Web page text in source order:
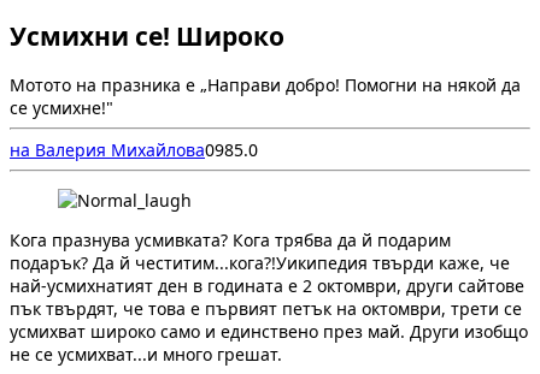
Усмихни се! Широко
Мотото на празника е „Направи добро! Помогни на някой да
се усмихне!"
на Валерия Михайлова0985.0
Кога празнува усмивката? Кога трябва да й подарим
подарък? Да й честитим...кога?!Уикипедия твърди каже, че
най-усмихнатият ден в годината е 2 октомври, други сайтове
пък твърдят, че това е първият петък на октомври, трети се
усмихват широко само и единствено през май. Други изобщо
не се усмихват...и много грешат.